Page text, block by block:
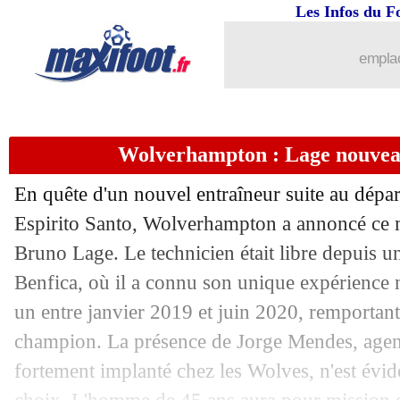
Les Infos du
Wolverhampton : Lage
En quête d'un nouvel entraîneur suite au
Espirito Santo, Wolverhampton a annoncé
Bruno Lage. Le technicien était libre depuis
Benfica, où il a connu son unique expérience
un entre janvier 2019 et juin 2020,
champion. La présence de Jorge Mendes,
fortement implanté chez les Wolves, n'est
: Neymar veut faire grandir le
09/06 Bayern: ça chauffe avec Coman
09/06 OM: Sampaoli rêve de Coutinho
09/06 Chelsea : Håland prêt à attendre un
09/06 Rennes : un ultimatum pour
09/06 Super Ligue: 23 M€ d'amende pour
09/06 PSG: à l'affût pour Pogba ?